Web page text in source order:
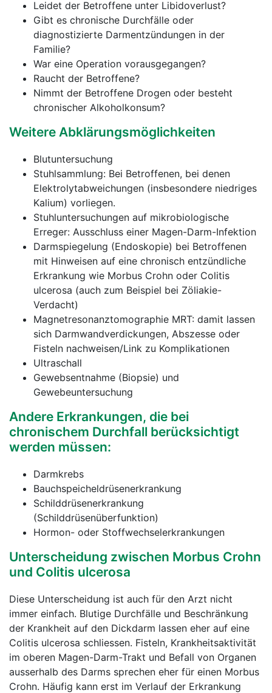
Leidet der Betroffene unter Libidoverlust?
Gibt es chronische Durchfälle oder
diagnostizierte Darmentzündungen in der
Familie?
War eine Operation vorausgegangen?
Raucht der Betroffene?
Nimmt der Betroffene Drogen oder besteht
chronischer Alkoholkonsum?
Weitere Abklärungsmöglichkeiten
Blutuntersuchung
Stuhlsammlung: Bei Betroffenen, bei denen
Elektrolytabweichungen (insbesondere niedriges
Kalium) vorliegen.
Stuhluntersuchungen auf mikrobiologische
Erreger: Ausschluss einer Magen-Darm-Infektion
Darmspiegelung (Endoskopie) bei Betroffenen
mit Hinweisen auf eine chronisch entzündliche
Erkrankung wie Morbus Crohn oder Colitis
ulcerosa (auch zum Beispiel bei Zöliakie-
Verdacht)
Magnetresonanztomographie MRT: damit lassen
sich Darmwandverdickungen, Abszesse oder
Fisteln nachweisen/Link zu Komplikationen
Ultraschall
Gewebsentnahme (Biopsie) und
Gewebeuntersuchung
Andere Erkrankungen, die bei
chronischem Durchfall berücksichtigt
werden müssen:
Darmkrebs
Bauchspeicheldrüsenerkrankung
Schilddrüsenerkrankung
(Schilddrüsenüberfunktion)
Hormon- oder Stoffwechselerkrankungen
Unterscheidung zwischen Morbus Crohn
und Colitis ulcerosa
Diese Unterscheidung ist auch für den Arzt nicht
immer einfach. Blutige Durchfälle und Beschränkung
der Krankheit auf den Dickdarm lassen eher auf eine
Colitis ulcerosa schliessen. Fisteln, Krankheitsaktivität
im oberen Magen-Darm-Trakt und Befall von Organen
ausserhalb des Darms sprechen eher für einen Morbus
Crohn. Häufig kann erst im Verlauf der Erkrankung